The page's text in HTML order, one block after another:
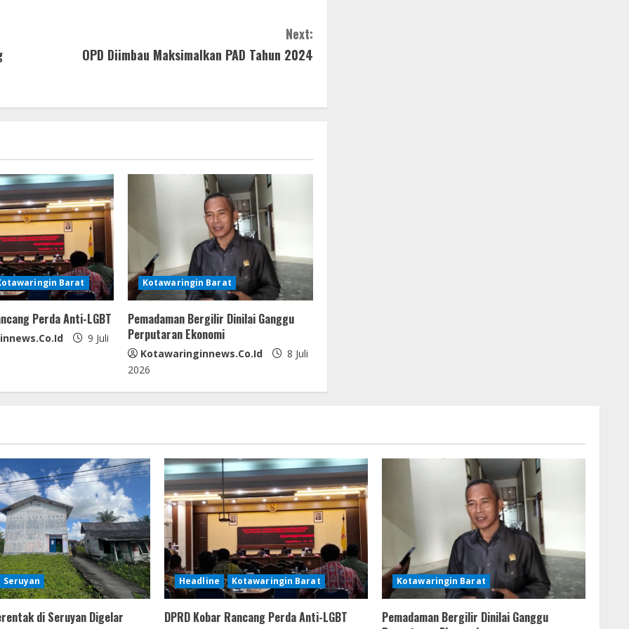
Next:
OPD Diimbau Maksimalkan PAD Tahun 2024
Barat
Perda Anti-LGBT
9 Juli
Kotawaringin Barat
Pemadaman Bergilir Dinilai Ganggu
Perputaran Ekonomi
Kotawaringinnews.co.id
8 Juli
2026
Seruyan
di Seruyan Digelar
Headline Kotawaringin Barat
DPRD Kobar Rancang Perda Anti-LGBT
Kotawaringin Barat
Pemadaman Bergilir Dinilai Ganggu